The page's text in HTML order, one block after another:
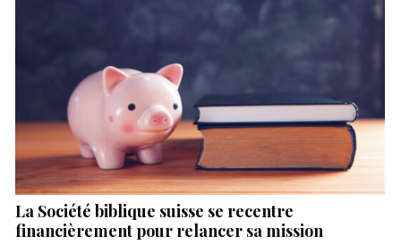
La Société biblique suisse se recentre
financièrement pour relancer sa mission